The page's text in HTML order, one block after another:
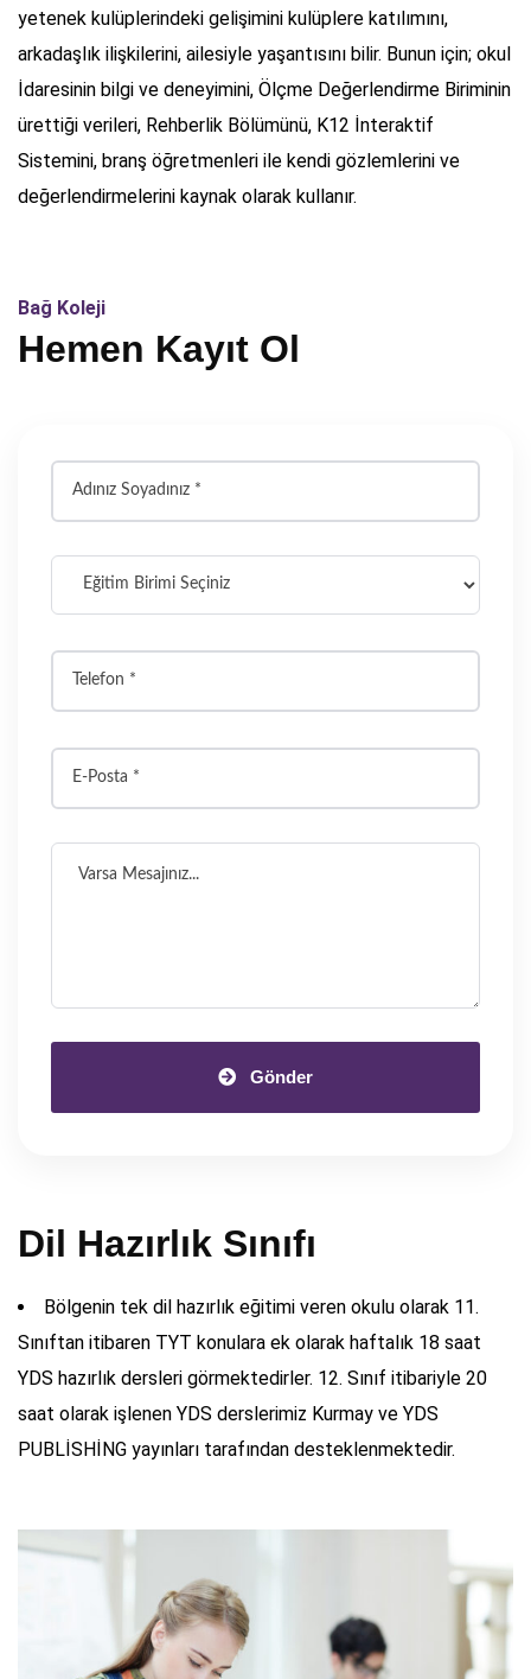
yetenek kulüplerindeki gelişimini kulüplere katılımını,
arkadaşlık ilişkilerini, ailesiyle yaşantısını bilir. Bunun için; okul
İdaresinin bilgi ve deneyimini, Ölçme Değerlendirme Biriminin
ürettiği verileri, Rehberlik Bölümünü, K12 İnteraktif
Sistemini, branş öğretmenleri ile kendi gözlemlerini ve
değerlendirmelerini kaynak olarak kullanır.
Bağ Koleji
Hemen Kayıt Ol
Gönder
Dil Hazırlık Sınıfı
Bölgenin tek dil hazırlık eğitimi veren okulu olarak 11.
Sınıftan itibaren TYT konulara ek olarak haftalık 18 saat
YDS hazırlık dersleri görmektedirler. 12. Sınıf itibariyle 20
saat olarak işlenen YDS derslerimiz Kurmay ve YDS
PUBLİSHİNG yayınları tarafından desteklenmektedir.